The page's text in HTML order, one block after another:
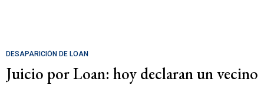
DESAPARICIÓN DE LOAN
Juicio por Loan: hoy declaran un vecino